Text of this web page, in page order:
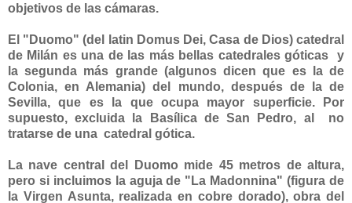
objetivos de las cámaras.
El "Duomo" (del latin Domus Dei, Casa de Dios) catedral
de Milán es una de las más bellas catedrales góticas y
la segunda más grande (algunos dicen que es la de
Colonia, en Alemania) del mundo, después de la de
Sevilla, que es la que ocupa mayor superficie. Por
supuesto, excluida la Basílica de San Pedro, al no
tratarse de una catedral gótica.
La nave central del Duomo mide 45 metros de altura,
pero si incluimos la aguja de "La Madonnina" (figura de
la Virgen Asunta, realizada en cobre dorado), obra del